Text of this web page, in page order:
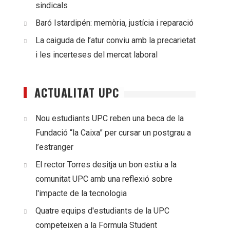
sindicals
Baró Istardipén: memòria, justícia i reparació
La caiguda de l’atur conviu amb la precarietat
i les incerteses del mercat laboral
ACTUALITAT UPC
Nou estudiants UPC reben una beca de la
Fundació “la Caixa” per cursar un postgrau a
l’estranger
El rector Torres desitja un bon estiu a la
comunitat UPC amb una reflexió sobre
l'impacte de la tecnologia
Quatre equips d'estudiants de la UPC
competeixen a la Formula Student